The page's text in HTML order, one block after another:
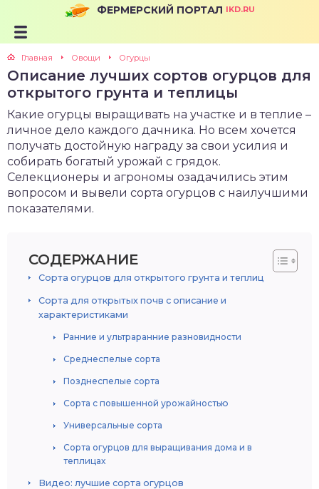
ФЕРМЕРСКИЙ ПОРТАЛ IKD.RU
Главная Овощи Огурцы
Описание лучших сортов огурцов для
открытого грунта и теплицы
Какие огурцы выращивать на участке и в теплие –
личное дело каждого дачника. Но всем хочется
получать достойную награду за свои усилия и
собирать богатый урожай с грядок.
Селекционеры и агрономы озадачились этим
вопросом и вывели сорта огурцов с наилучшими
показателями.
СОДЕРЖАНИЕ
Сорта огурцов для открытого грунта и теплиц
Сорта для открытых почв с описание и
характеристиками
Ранние и ультраранние разновидности
Среднеспелые сорта
Позднеспелые сорта
Сорта с повышенной урожайностью
Универсальные сорта
Сорта огурцов для выращивания дома и в
теплицах
Видео: лучшие сорта огурцов